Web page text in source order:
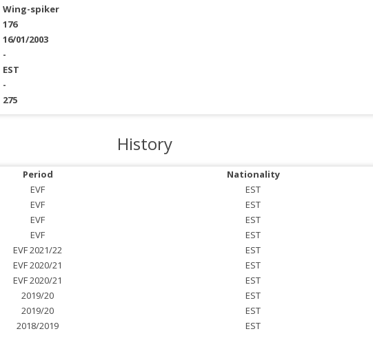
Wing-spiker
176
16/01/2003
-
EST
-
275
History
Period Nationality
EVF
EST
EVF
EST
EVF
EST
EVF
EST
EVF 2021/22
EST
EVF 2020/21
EST
EVF 2020/21
EST
2019/20
EST
2019/20
EST
2018/2019
EST